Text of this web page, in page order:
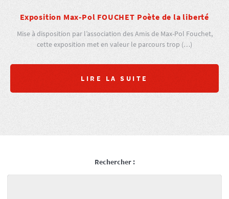
Exposition Max-Pol FOUCHET Poète de la liberté
Mise à disposition par l’association des Amis de Max-Pol Fouchet,
cette exposition met en valeur le parcours trop (…)
LIRE LA SUITE
Rechercher :